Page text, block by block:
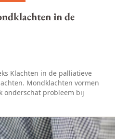
in de
Klachten in de palliatieve
Mondklachten vormen
onderschat probleem bij
Deze klachten kunnen het